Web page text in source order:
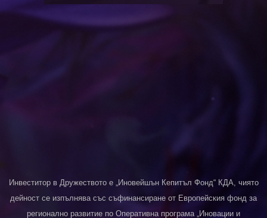
Инвеститор в Дружеството е „Иновейшън Кепитъл Фонд“ КДА, чиято
дейност се изпълнява със съфинансиране от Европейския фонд за
регионално развитие по Оперативна програма „Иновации и